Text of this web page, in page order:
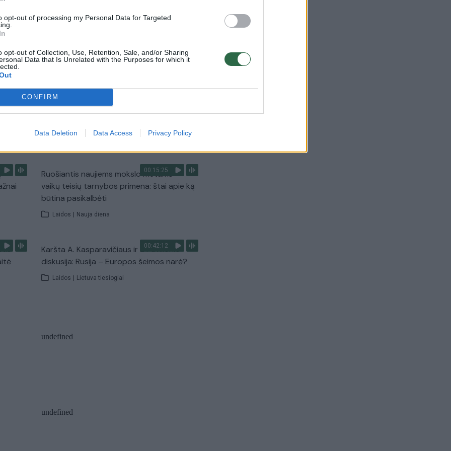
opt-out of processing my Personal Data for Targeted
opt-out of Collection, Use, Retention, Sale, and/or Sharing
Data that Is Unrelated with the Purposes for which it
CONFIRM
Data Deletion Data Access Privacy Policy
Kodėl apklausos internete ir politikų
reitingai tarprinkiminiu laikotarpiu dažnai
Informacinis skydas
Visi įrašai
00:15:25
Ruošiantis naujiems mokslo metams –
vaikų teisių tarnybos primena: štai apie ką
būtina pasikalbėti
Laidos | Nauja diena
00:42:12
Karšta A. Kasparavičiaus ir Ž Pavilionio
diskusija: Rusija – Europos šeimos narė?
Laidos | Lietuva tiesiogiai